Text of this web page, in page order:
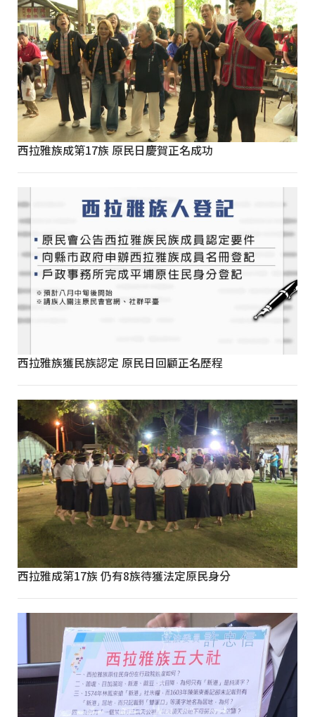
西拉雅族成第17族 原民日慶賀正名成功
西拉雅族獲民族認定 原民日回顧正名歷程
西拉雅成第17族 仍有8族待獲法定原民身分